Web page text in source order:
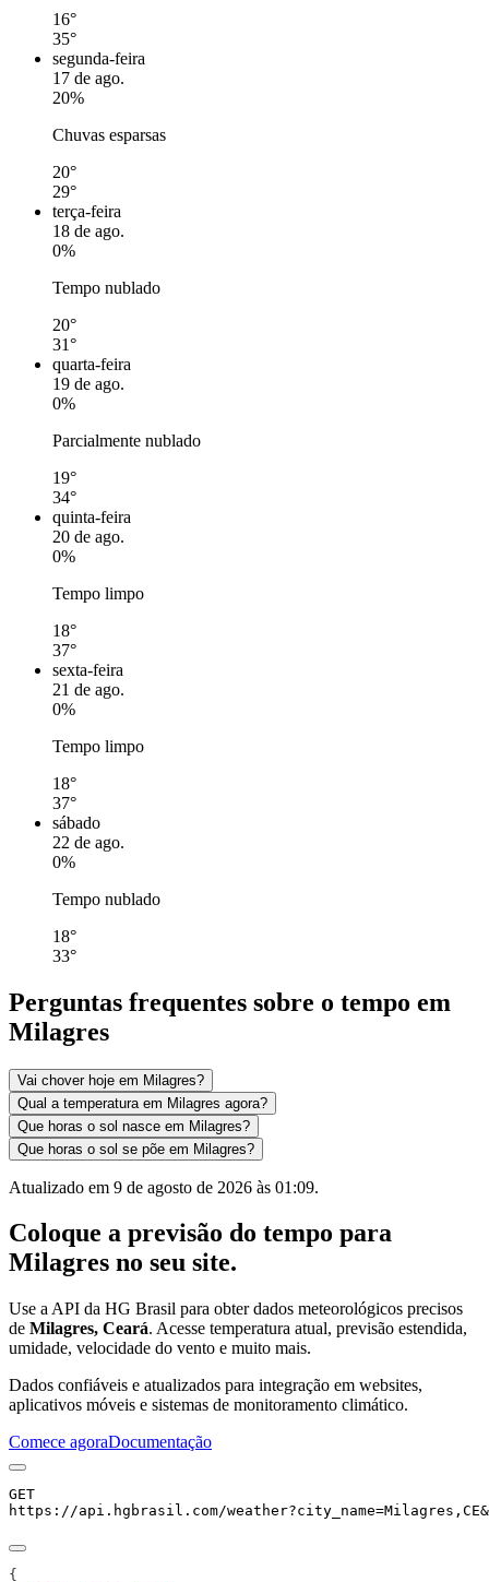
16°
35°
segunda-feira
17 de ago.
20%
Chuvas esparsas
20°
29°
terça-feira
18 de ago.
0%
Tempo nublado
20°
31°
quarta-feira
19 de ago.
0%
Parcialmente nublado
19°
34°
quinta-feira
20 de ago.
0%
Tempo limpo
18°
37°
sexta-feira
21 de ago.
0%
Tempo limpo
18°
37°
sábado
22 de ago.
0%
Tempo nublado
18°
33°
Perguntas frequentes sobre o tempo em
Milagres
Vai chover hoje em Milagres?
Qual a temperatura em Milagres agora?
Que horas o sol nasce em Milagres?
Que horas o sol se põe em Milagres?
Atualizado em 9 de agosto de 2026 às 01:09.
Coloque a previsão do tempo para
Milagres no seu site.
Use a API da HG Brasil para obter dados meteorológicos precisos
de Milagres, Ceará. Acesse temperatura atual, previsão estendida,
umidade, velocidade do vento e muito mais.
Dados confiáveis e atualizados para integração em websites,
aplicativos móveis e sistemas de monitoramento climático.
Comece agoraDocumentação
GET
https://api.hgbrasil.com/weather?city_name=Milagres,CE&